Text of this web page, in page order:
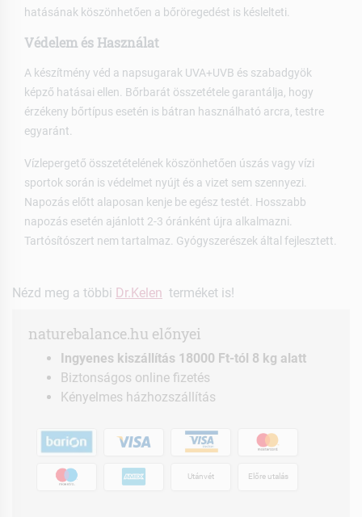
hatásának köszönhetően a bőröregedést is késlelteti.
Védelem és Használat
A készítmény véd a napsugarak UVA+UVB és szabadgyök
képző hatásai ellen. Bőrbarát összetétele garantálja, hogy
érzékeny bőrtípus esetén is bátran használható arcra, testre
egyaránt.
Vízlepergető összetételének köszönhetően úszás vagy vízi
sportok során is védelmet nyújt és a vizet sem szennyezi.
Napozás előtt alaposan kenje be egész testét. Hosszabb
napozás esetén ajánlott 2-3 óránként újra alkalmazni.
Tartósítószert nem tartalmaz. Gyógyszerészek által fejlesztett.
Nézd meg a többi Dr.Kelen terméket is!
naturebalance.hu előnyei
Ingyenes kiszállítás 18000 Ft-tól 8 kg alatt
Biztonságos online fizetés
Kényelmes házhozszállítás
Utánvét Előre utalás